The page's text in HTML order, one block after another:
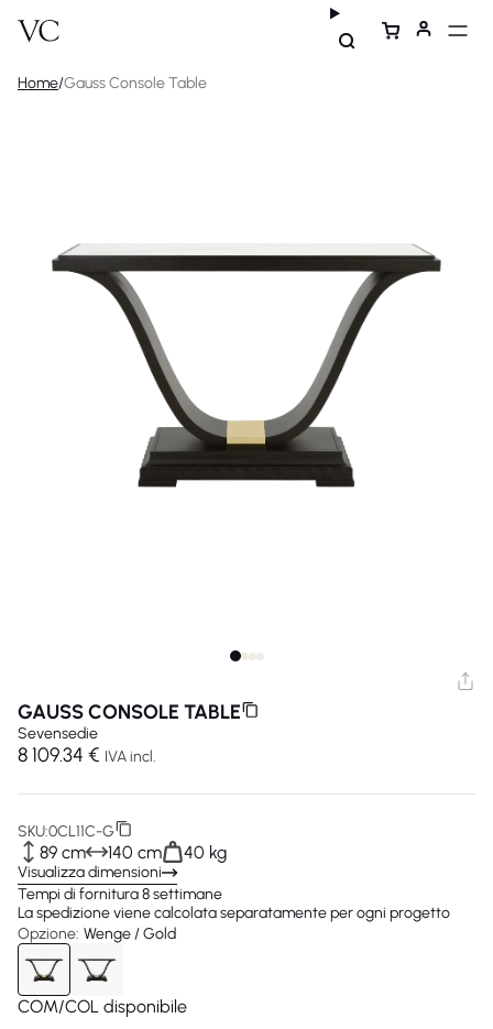
Home/Gauss Console Table
GAUSS CONSOLE TABLE
Sevensedie
8 109.34 € IVA incl.
SKU:0CL11C-G
89 cm 140 cm 40 kg
Visualizza dimensioni
Tempi di fornitura 8 settimane
La spedizione viene calcolata separatamente per ogni progetto
Opzione: Wenge / Gold
COM/COL disponibile